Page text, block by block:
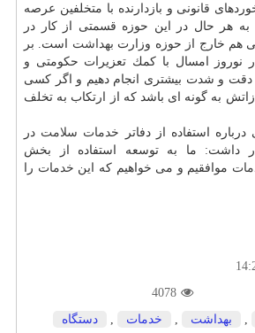
قانونی و بازدارنده با متخلفین عرصه
به هر حال در این حوزه قسمتی از كار در
خارج از حوزه وزارت بهداشت است. بر
نوروز امسال با كمك تعزیرات حكومتی و
دقت و شدت بیشتری انجام دهیم و اگر كسی
به گونه ای باشد كه از ارتكاب به تخلف
استفاده از دفاتر خدمات سلامت در
داشت: ما به توسعه استفاده از بخش
موافقیم و می خواهیم كه این خدمات را
4078
بهداشت خدمات دستگاه